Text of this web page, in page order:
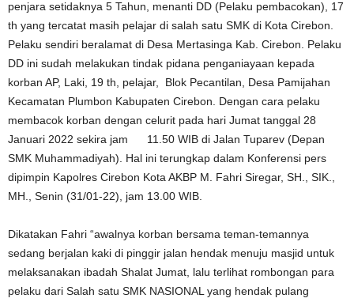
penjara setidaknya 5 Tahun, menanti DD (Pelaku pembacokan), 17
th yang tercatat masih pelajar di salah satu SMK di Kota Cirebon.
Pelaku sendiri beralamat di Desa Mertasinga Kab. Cirebon. Pelaku
DD ini sudah melakukan tindak pidana penganiayaan kepada
korban AP, Laki, 19 th, pelajar, Blok Pecantilan, Desa Pamijahan
Kecamatan Plumbon Kabupaten Cirebon. Dengan cara pelaku
membacok korban dengan celurit pada hari Jumat tanggal 28
Januari 2022 sekira jam 11.50 WIB di Jalan Tuparev (Depan
SMK Muhammadiyah). Hal ini terungkap dalam Konferensi pers
dipimpin Kapolres Cirebon Kota AKBP M. Fahri Siregar, SH., SIK.,
MH., Senin (31/01-22), jam 13.00 WIB.
Dikatakan Fahri “awalnya korban bersama teman-temannya
sedang berjalan kaki di pinggir jalan hendak menuju masjid untuk
melaksanakan ibadah Shalat Jumat, lalu terlihat rombongan para
pelaku dari Salah satu SMK NASIONAL yang hendak pulang